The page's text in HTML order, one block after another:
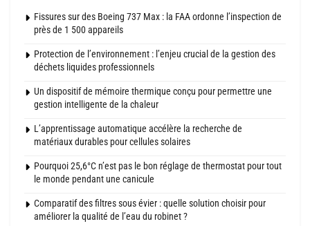
Fissures sur des Boeing 737 Max : la FAA ordonne l’inspection de
près de 1 500 appareils
Protection de l’environnement : l’enjeu crucial de la gestion des
déchets liquides professionnels
Un dispositif de mémoire thermique conçu pour permettre une
gestion intelligente de la chaleur
L’apprentissage automatique accélère la recherche de
matériaux durables pour cellules solaires
Pourquoi 25,6°C n’est pas le bon réglage de thermostat pour tout
le monde pendant une canicule
Comparatif des filtres sous évier : quelle solution choisir pour
améliorer la qualité de l’eau du robinet ?